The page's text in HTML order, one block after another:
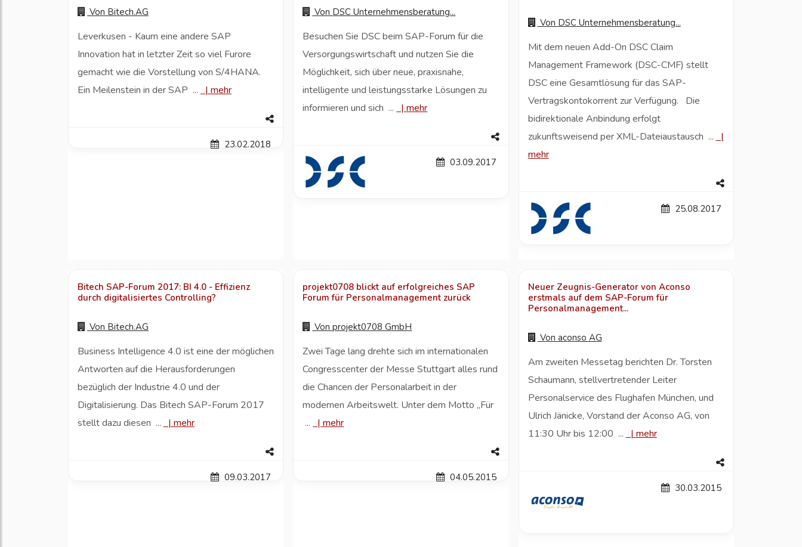
Von Bitech.AG
Leverkusen - Kaum eine andere SAP
Innovation hat in letzter Zeit so viel Furore
gemacht wie die Vorstellung von S/4HANA.
Ein Meilenstein in der SAP ...
| mehr
23.02.2018
Von DSC Unternehmensberatung...
Besuchen Sie DSC beim SAP-Forum für die
Versorgungswirtschaft und nutzen Sie die
Möglichkeit, sich über neue, praxisnahe,
intelligente und leistungsstarke Lösungen zu
informieren und sich ...
|mehr
03.09.2017
Von DSC Unternehmensberatung...
Mit dem neuen Add-On DSC Claim
Management Framework (DSC-CMF) stellt
DSC eine Gesamtlösung für das SAP-
Vertragskontokorrent zur Verfügung. Die
bidirektionale Anbindung erfolgt
zukunftsweisend per XML-Dateiaustausch ...
|
mehr
25.08.2017
Bitech SAP-Forum 2017: BI 4.0 - Effizienz
durch digitalisiertes Controlling?
Von Bitech.AG
Business Intelligence 4.0 ist eine der möglichen
Antworten auf die Herausforderungen
bezüglich der Industrie 4.0 und der
Digitalisierung. Das Bitech SAP-Forum 2017
stellt dazu diesen ...
| mehr
09.03.2017
projekt0708 blickt auf erfolgreiches SAP
Forum für Personalmanagement zurück
Vonprojekt0708 GmbH
Zwei Tage lang drehte sich im internationalen
Congresscenter der Messe Stuttgart alles rund
die Chancen der Personalarbeit in der
modernen Arbeitswelt. Unter dem Motto „Für
...
|mehr
04.05.2015
Neuer Zeugnis-Generator von Aconso
erstmals auf dem SAP-Forum für
Personalmanagement...
Von aconso AG
Am zweiten Messetag berichten Dr. Torsten
Schaumann, stellvertretender Leiter
Personalservice des Flughafen München, und
Ulrich Jänicke, Vorstand der Aconso AG, von
11:30 Uhr bis 12:00 ...
| mehr
30.03.2015